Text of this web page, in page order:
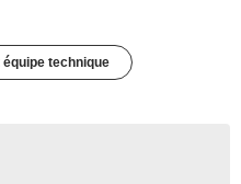
technique